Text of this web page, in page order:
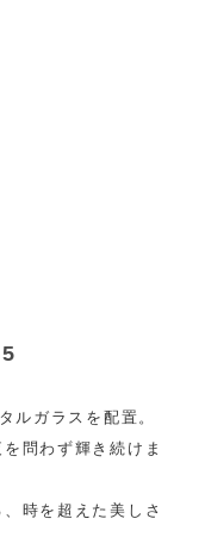
ルガラスを配置。
問わず輝き続けま
時を超えた美しさ